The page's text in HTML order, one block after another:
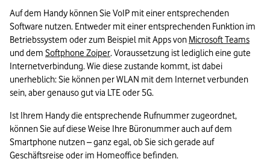
Auf dem Handy können Sie VoIP mit einer entsprechenden
Software nutzen. Entweder mit einer entsprechenden Funktion im
Betriebssystem oder zum Beispiel mit Apps von Microsoft Teams
und dem Softphone Zoiper. Voraussetzung ist lediglich eine gute
Internetverbindung. Wie diese zustande kommt, ist dabei
unerheblich: Sie können per WLAN mit dem Internet verbunden
sein, aber genauso gut via LTE oder 5G.
Ist Ihrem Handy die entsprechende Rufnummer zugeordnet,
können Sie auf diese Weise Ihre Büronummer auch auf dem
Smartphone nutzen – ganz egal, ob Sie sich gerade auf
Geschäftsreise oder im Homeoffice befinden.